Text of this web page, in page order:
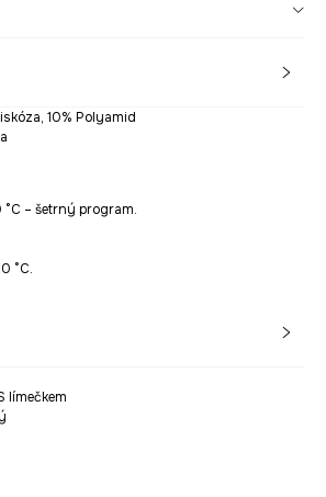
10% Polyamid
– šetrný program.
°C.
límečkem